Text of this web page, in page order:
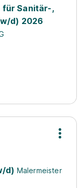
für Sanitär-,
d) 2026
d) Malermeister